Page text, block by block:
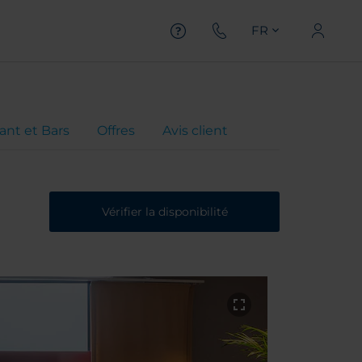
FR
et Bars Offres Avis client
Vérifier la disponibilité